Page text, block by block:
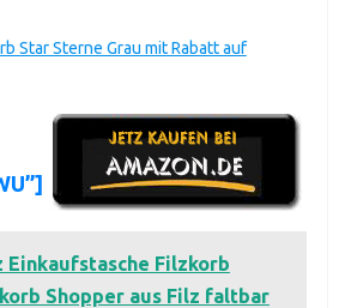
Star Sterne Grau mit Rabatt auf
Einkaufstasche Filzkorb
Shopper aus Filz faltbar